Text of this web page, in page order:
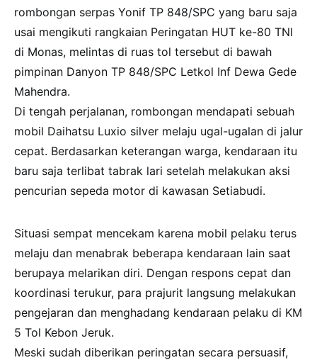
rombongan serpas Yonif TP 848/SPC yang baru saja
usai mengikuti rangkaian Peringatan HUT ke-80 TNI
di Monas, melintas di ruas tol tersebut di bawah
pimpinan Danyon TP 848/SPC Letkol Inf Dewa Gede
Mahendra.
Di tengah perjalanan, rombongan mendapati sebuah
mobil Daihatsu Luxio silver melaju ugal-ugalan di jalur
cepat. Berdasarkan keterangan warga, kendaraan itu
baru saja terlibat tabrak lari setelah melakukan aksi
pencurian sepeda motor di kawasan Setiabudi.
Situasi sempat mencekam karena mobil pelaku terus
melaju dan menabrak beberapa kendaraan lain saat
berupaya melarikan diri. Dengan respons cepat dan
koordinasi terukur, para prajurit langsung melakukan
pengejaran dan menghadang kendaraan pelaku di KM
5 Tol Kebon Jeruk.
Meski sudah diberikan peringatan secara persuasif,